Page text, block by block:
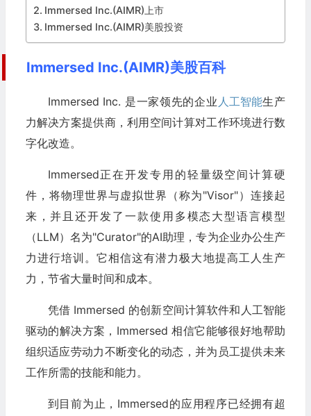
Immersed Inc.(AIMR)上市
Immersed Inc.(AIMR)美股投资
Immersed Inc.(AIMR)美股百科
Immersed Inc. 是一家领先的企业 人工智能生产
力解决方案提供商，利用空间计算对工作环境进行数
字化改造。
Immersed正在开发专用的轻量级空间计算硬
件，将物理世界与虚拟世界（称为"Visor"）连接起
来，并且还开发了一款使用多模态大型语言模型
（LLM）名为"Curator"的AI助理，专为企业办公生产
力进行培训。它相信这有潜力极大地提高工人生产
力，节省大量时间和成本。
凭借 Immersed 的创新空间计算软件和人工智能
驱动的解决方案，Immersed 相信它能够很好地帮助
组织适应劳动力不断变化的动态，并为员工提供未来
工作所需的技能和能力。
到目前为止，Immersed的应用程序已经拥有超